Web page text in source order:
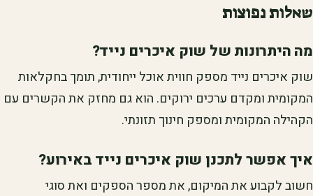
שאלות נפוצות
מה היתרונות של שוק איכרים נייד?
שוק איכרים נייד מספק חווית אוכל ייחודית, תומך בחקלאות
המקומית ומקדם ערכים ירוקים. הוא גם מחזק את הקשרים עם
הקהילה המקומית ומספק חינוך תזונתי.
איך אפשר לתכנן שוק איכרים נייד באירוע?
חשוב לקבוע את המיקום, את מספר הספקים ואת סוגי